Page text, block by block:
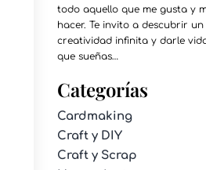
todo aquello que me gusta y
hacer. Te invito a descubrir
creatividad infinita y darle
que sueñas…
Categorías
Cardmaking
Craft y DIY
Craft y Scrap